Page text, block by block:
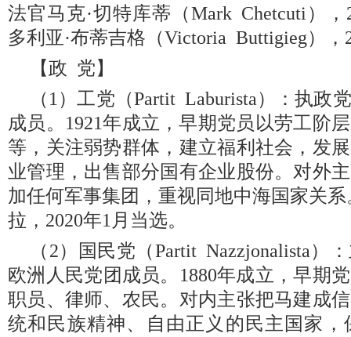
法官马克·切特库蒂（Mark Chetcuti）
多利亚·布蒂吉格（Victoria Buttigieg），
【政 党】
（1）工党（Partit Laburista）：执政
成员。1921年成立，早期党员以劳工阶
等，关注弱势群体，建立福利社会，发
业管理，出售部分国有企业股份。对外
加任何军事集团，重视同地中海国家关
拉，2020年1月当选。
（2）国民党（Partit Nazzjonalista）
欧洲人民党团成员。1880年成立，早期
职员、律师、农民。对内主张把马建成
统和民族精神、自由正义的民主国家